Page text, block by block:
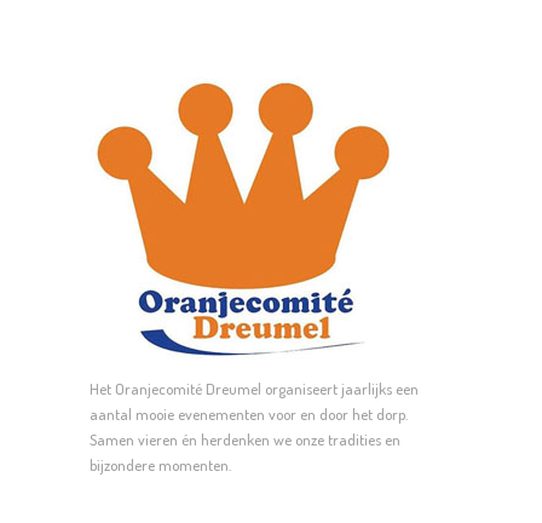
Het Oranjecomité Dreumel organiseert jaarlijks een
aantal mooie evenementen voor en door het dorp.
Samen vieren én herdenken we onze tradities en
bijzondere momenten.